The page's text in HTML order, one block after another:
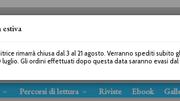
Percorsi di lettura Riviste Ebook
estiva
rimarrà chiusa dal 3 al 21 agosto. Verranno spediti subito
luglio. Gli ordini effettuati dopo questa data saranno evasi dal